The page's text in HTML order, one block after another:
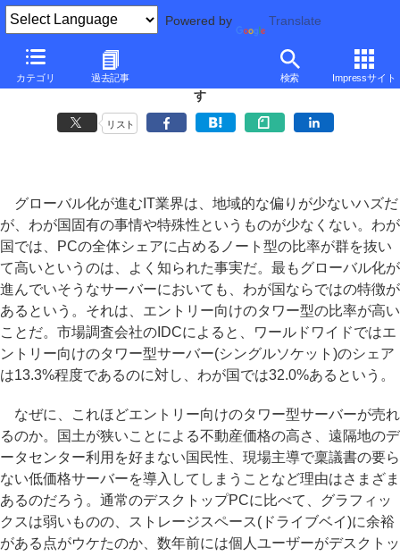
Powered by Translate
カテゴリ 過去記事 検索 Impressサイト
元麻布春男の週刊PCホットライン■
日本HPのAthlon搭載超小型サーバー「ProLiant Micro Server」を試
す
リスト
グローバル化が進むIT業界は、地域的な偏りが少ないハズだ
が、わが国固有の事情や特殊性というものが少なくない。わが
国では、PCの全体シェアに占めるノート型の比率が群を抜い
て高いというのは、よく知られた事実だ。最もグローバル化が
進んでいそうなサーバーにおいても、わが国ならではの特徴が
あるという。それは、エントリー向けのタワー型の比率が高い
ことだ。市場調査会社のIDCによると、ワールドワイドではエ
ントリー向けのタワー型サーバー(シングルソケット)のシェア
は13.3%程度であるのに対し、わが国では32.0%あるという。
なぜに、これほどエントリー向けのタワー型サーバーが売れ
るのか。国土が狭いことによる不動産価格の高さ、遠隔地のデ
ータセンター利用を好まない国民性、現場主導で稟議書の要ら
ない低価格サーバーを導入してしまうことなど理由はさまざま
あるのだろう。通常のデスクトップPCに比べて、グラフィッ
クスは弱いものの、ストレージスペース(ドライブベイ)に余裕
がある点がウケたのか、数年前には個人ユーザーがデスクトッ